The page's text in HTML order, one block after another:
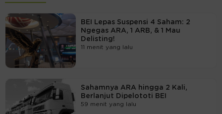
BEI Lepas Suspensi 4 Saham: 2
Ngegas ARA, 1 ARB, & 1 Mau
Delisting!
11 menit yang lalu
Sahamnya ARA hingga 2 Kali,
Berlanjut Dipelototi BEI
59 menit yang lalu